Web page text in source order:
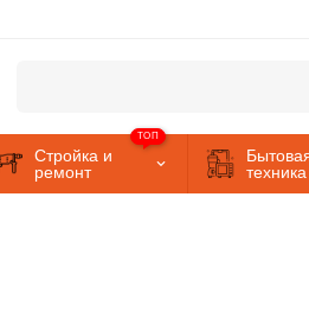
Стройка и
ремонт
ТОП
техника